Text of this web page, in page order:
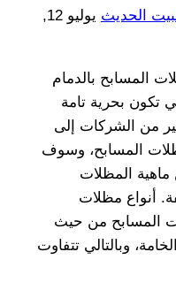
الحديث
يوليو 12,
المسابح بالدمام
تكون بحرية تامة
من الشركات إلى
المسابح، وسوف
المظلات
أنواع مظلات
المسابح من حيث
وبالتالي تتفاوت